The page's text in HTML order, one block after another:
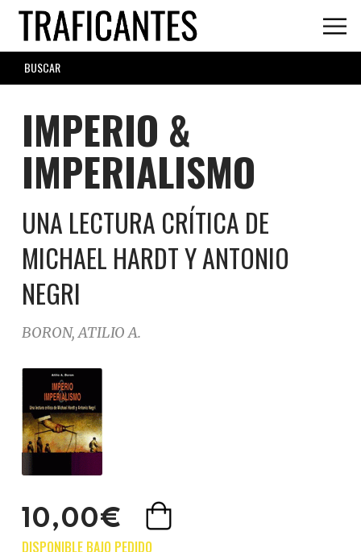
Skip
main
content
SEARCH
FORM
IMPERIO &
IMPERIALISMO
UNA LECTURA CRÍTICA DE
MICHAEL HARDT Y ANTONIO
NEGRI
BORON, ATILIO A.
10,00€